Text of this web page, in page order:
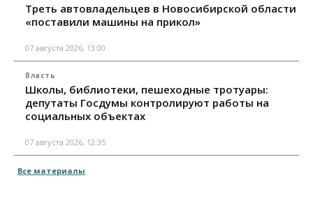
Треть автовладельцев в Новосибирской области
«поставили машины на прикол»
07 августа 2026, 13:00
Власть
Школы, библиотеки, пешеходные тротуары:
депутаты Госдумы контролируют работы на
социальных объектах
07 августа 2026, 12:35
Все материалы